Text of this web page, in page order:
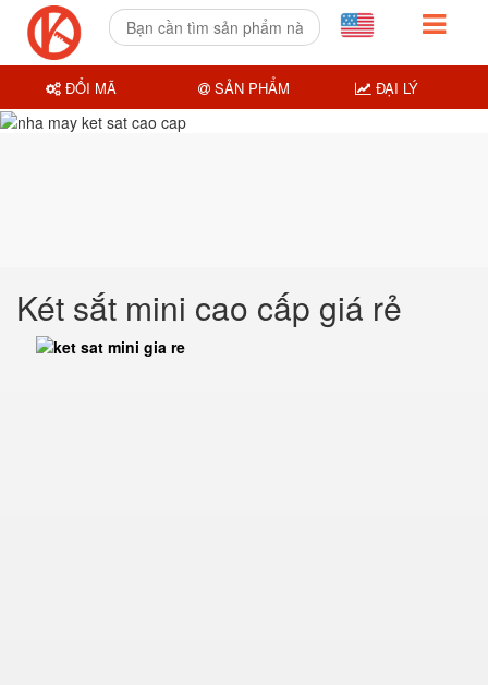
Két sắt mini cao cấp giá rẻ
ĐỔI MÃ SẢN PHẨM ĐẠI LÝ